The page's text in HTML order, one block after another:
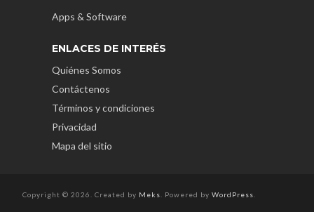
Apps & Software
ENLACES DE INTERÉS
Quiénes Somos
Contáctenos
Términos y condiciones
Privacidad
Mapa del sitio
Copyright © 2026. Created by Meks . Powered by WordPress